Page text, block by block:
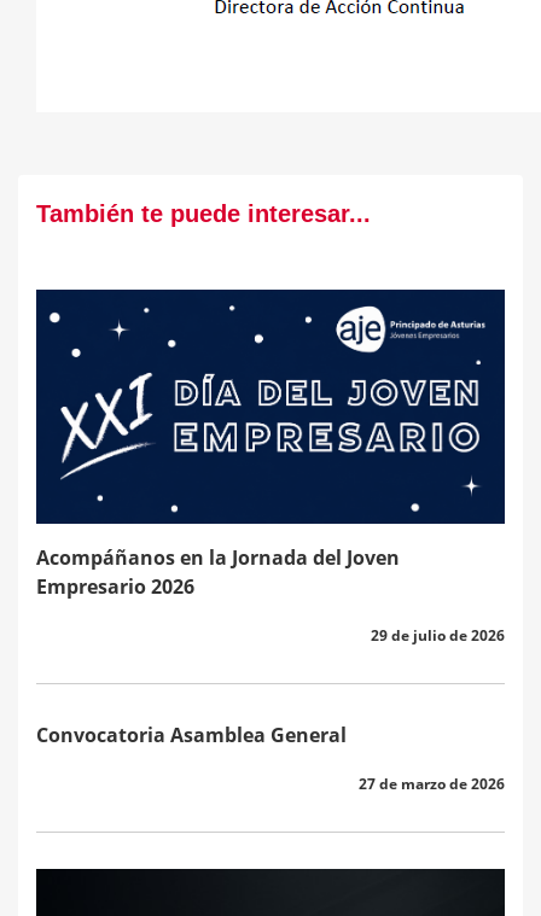
También te puede interesar...
Acompáñanos en la Jornada del Joven
Empresario 2026
29 de julio de 2026
Convocatoria Asamblea General
27 de marzo de 2026